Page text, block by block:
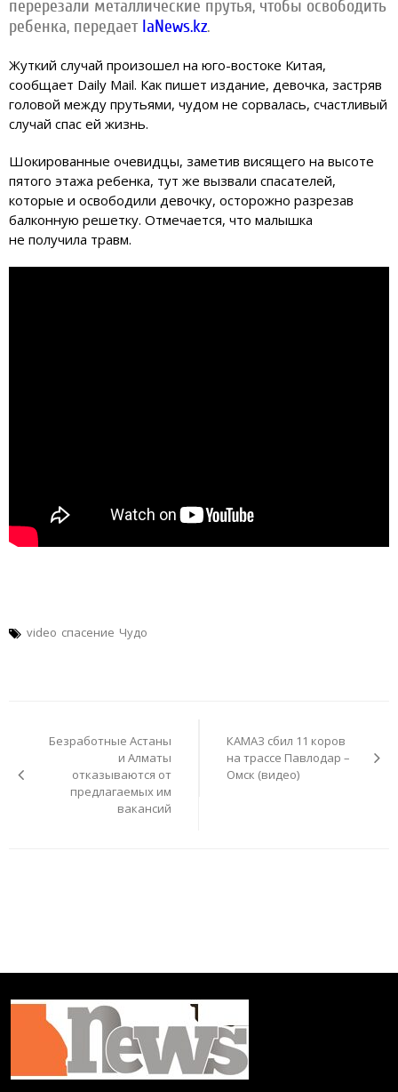
перерезали металлические прутья, чтобы освободить
ребенка, передает IaNews.kz.
Жуткий случай произошел на юго-востоке Китая,
сообщает Daily Mail. Как пишет издание, девочка, застряв
головой между прутьями, чудом не сорвалась, счастливый
случай спас ей жизнь.
Шокированные очевидцы, заметив висящего на высоте
пятого этажа ребенка, тут же вызвали спасателей,
которые и освободили девочку, осторожно разрезав
балконную решетку. Отмечается, что малышка
не получила травм.
video спасение Чудо
записямБезработные Астаны
и Алматы
отказываются от
предлагаемых им
вакансий
КАМАЗ сбил 11 коров
на трассе Павлодар –
Омск (видео)